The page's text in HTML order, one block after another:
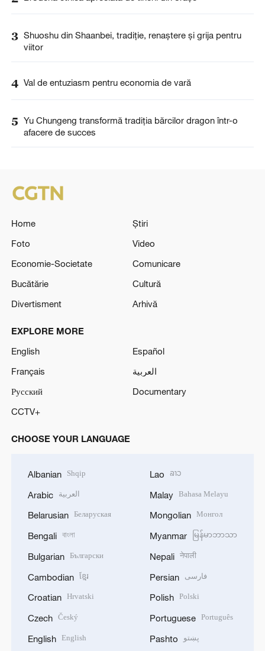
3 Shuoshu din Shaanbei, tradiție, renaștere și grija pentru
viitor
4 Val de entuziasm pentru economia de vară
5 Yu Chungeng transformă tradiția bărcilor dragon într-o
afacere de succes
Home
Știri
Foto
Video
Economie-Societate
Comunicare
Bucătărie
Cultură
Divertisment
Arhivă
EXPLORE MORE
English
Español
Français
العربية
Русский
Documentary
CCTV+
CHOOSE YOUR LANGUAGE
Albanian Shqip
Arabic العربية
Belarusian Беларуская
Bengali বাংলা
Bulgarian Български
Cambodian ខ្មែរ
Croatian Hrvatski
Czech Český
English English
Lao ລາວ
Malay Bahasa Melayu
Mongolian Монгол
Myanmar မြန်မာဘာသာ
Nepali नेपाली
Persian فارسی
Polish Polski
Portuguese Português
Pashto پښتو